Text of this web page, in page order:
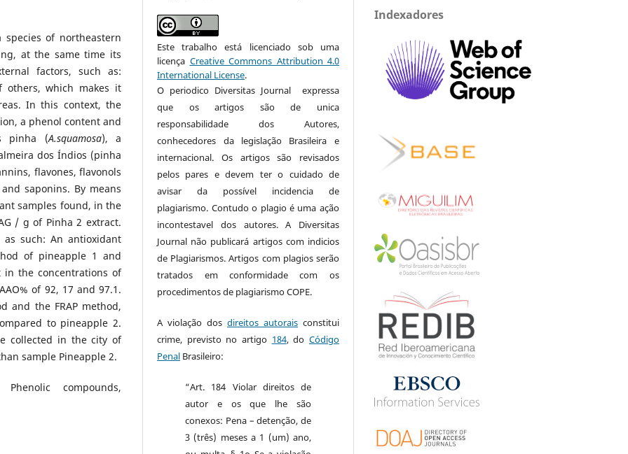
species of northeastern
at the same time its
factors, such as:
others, which makes it
In this context, the
a phenol content and
pinha (A.squamosa), a
dos Índios (pinha
flavones, flavonols
saponins. By means
samples found, in the
/ g of Pinha 2 extract.
such: An antioxidant
of pineapple 1 and
the concentrations of
of 92, 17 and 97.1.
and the FRAP method,
to pineapple 2.
collected in the city of
sample Pineapple 2.
compounds,
Este trabalho está licenciado sob uma
licença Creative Commons Attribution 4.0
International License.
O periodico Diversitas Journal expressa
que os artigos são de unica
responsabilidade dos Autores,
conhecedores da legislação Brasileira e
internacional. Os artigos são revisados
pelos pares e devem ter o cuidado de
avisar da possível incidencia de
plagiarismo. Contudo o plagio é uma ação
incontestavel dos autores. A Diversitas
Journal não publicará artigos com indicios
de Plagiarismos. Artigos com plagios serão
tratados em conformidade com os
procedimentos de plagiarismo COPE.
A violação dos direitos autorais constitui
crime, previsto no artigo 184, do Código
Penal Brasileiro:
“Art. 184 Violar direitos de
autor e os que lhe são
conexos: Pena – detenção, de
3 (três) meses a 1 (um) ano,
Indexadores